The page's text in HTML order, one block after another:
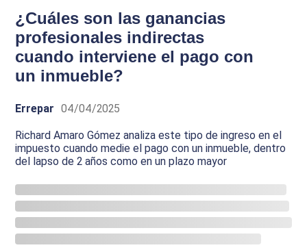
¿Cuáles son las ganancias
profesionales indirectas
cuando interviene el pago con
un inmueble?
Errepar 04/04/2025
Richard Amaro Gómez analiza este tipo de ingreso en el
impuesto cuando medie el pago con un inmueble, dentro
del lapso de 2 años como en un plazo mayor